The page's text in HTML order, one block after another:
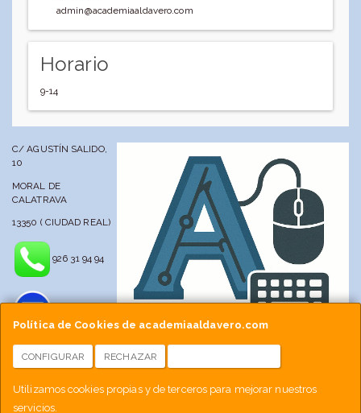
Política de Cookies de academiaaldavero.com
CONFIGURAR RECHAZAR
Utilizamos cookies propias y de terceros para mejorar nuestros
servicios.
admin@academiaaldavero.com
Horario
9-14
C/ AGUSTÍN SALIDO,
10
MORAL DE
CALATRAVA
13350 ( CIUDAD REAL)
926 31 94 94